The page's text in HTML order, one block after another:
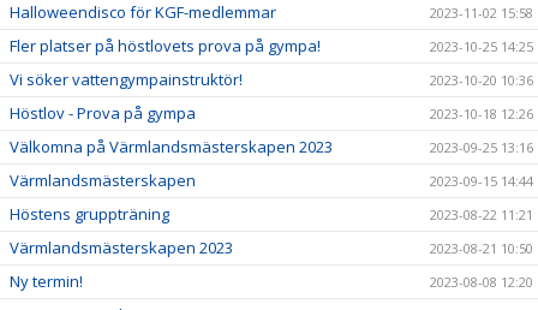
Halloweendisco för KGF-medlemmar 2023-11-02 15:58
Fler platser på höstlovets prova på gympa! 2023-10-25 14:25
Vi söker vattengympainstruktör! 2023-10-20 10:36
Höstlov - Prova på gympa 2023-10-18 12:26
Välkomna på Värmlandsmästerskapen 2023 2023-09-25 13:16
Värmlandsmästerskapen 2023-09-15 14:44
Höstens gruppträning 2023-08-22 11:21
Värmlandsmästerskapen 2023 2023-08-21 10:50
Ny termin! 2023-08-08 12:20